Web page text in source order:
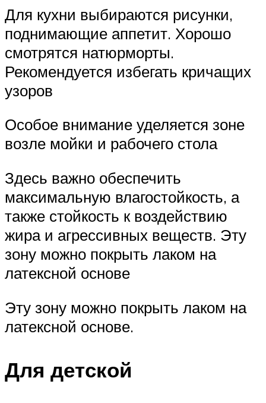
Для кухни выбираются рисунки,
поднимающие аппетит. Хорошо
смотрятся натюрморты.
Рекомендуется избегать кричащих
узоров
Особое внимание уделяется зоне
возле мойки и рабочего стола
Здесь важно обеспечить
максимальную влагостойкость, а
также стойкость к воздействию
жира и агрессивных веществ. Эту
зону можно покрыть лаком на
латексной основе
Эту зону можно покрыть лаком на
латексной основе.
Для детской